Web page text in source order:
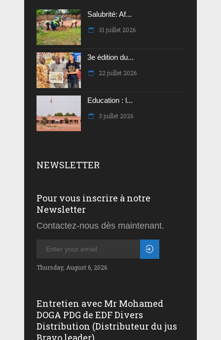
Salubrité: Af...
31 juillet 2026
3e édition du...
22 juillet 2026
Education : l...
3 juillet 2026
NEWSLETTER
Pour vous inscrire à notre
Newsletter
Contactez-nous dès maintenant.
Thursday, August 6, 2026
Entretien avec Mr Mohamed
DOGA PDG de EDF Divers
Distribution (Distributeur du jus
Bravo leader)